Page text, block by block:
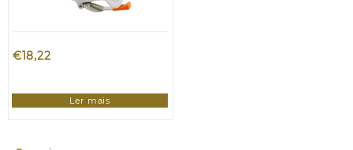
€18,22
Ler mais